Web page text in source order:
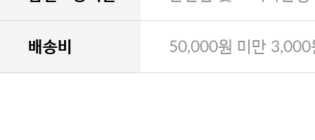
배송비 50,000원 미만 3,000